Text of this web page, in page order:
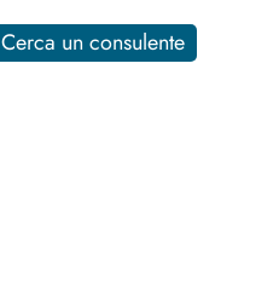
Cerca un consulente